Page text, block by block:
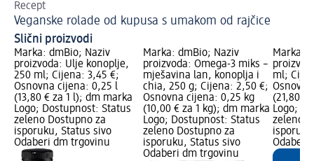
Recept
Veganske rolade od kupusa s umakom od rajčice
Slični proizvodi
Marka: dmBio; Naziv
proizvoda: Ulje konoplje,
250 ml; Cijena: 3,45 €;
Osnovna cijena: 0,25 l
(13,80 € za 1 l); dm marka
Logo; Dostupnost: Status
zeleno Dostupno za
isporuku, Status sivo
Odaberi dm trgovinu
Marka: dmBio; Naziv
proizvoda: Omega-3 miks –
mješavina lan, konoplja i
chia, 250 g; Cijena: 2,50 €;
Osnovna cijena: 0,25 kg
(10,00 € za 1 kg); dm marka
Logo; Dostupnost: Status
zeleno Dostupno za
isporuku, Status sivo
Odaberi dm trgovinu
Marka:
ml;
(21,80 €
Logo;
zeleno
Odaberi